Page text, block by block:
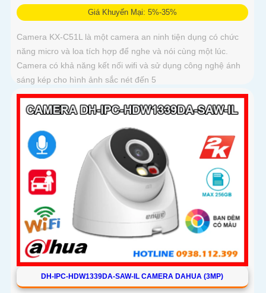
Giá Khuyến Mại: 5%-35%
Camera KX-C51L là một camera an ninh tiện dụng có chức
năng micro và loa tích hợp để nghe và nói cùng một lúc.
Camera có khả năng kết nối wifi và sử dụng công nghệ ánh
sáng kép cho hình ảnh sắc nét đến 5
DH-IPC-HDW1339DA-SAW-IL CAMERA DAHUA (3MP)